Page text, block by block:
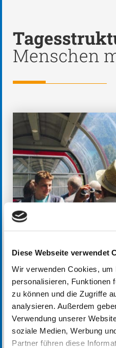
Diese Webseite verwendet
Wir verwenden Cookies, um
personalisieren, Funktionen
zu können und die Zugriffe
analysieren. Außerdem
Verwendung unserer
soziale Medien, Werbung
Partner führen diese
Menschen
Angebot
Zur Entlastung der
Alters- & Pflegeheim
für mobile Menschen mit
Die Erhaltung der
Bewegungsfreiheit
ist unser oberstes Ziel.